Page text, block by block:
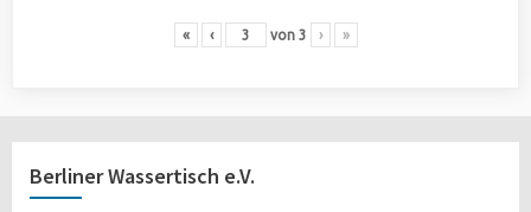
« ‹ von 3 › »
Berliner Wassertisch e.V.